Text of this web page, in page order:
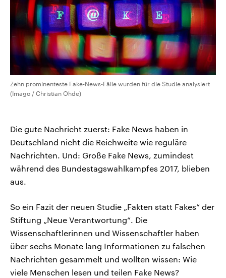
Zehn prominenteste Fake-News-Fälle wurden für die Studie analysiert
(Imago / Christian Ohde)
Die gute Nachricht zuerst: Fake News haben in
Deutschland nicht die Reichweite wie reguläre
Nachrichten. Und: Große Fake News, zumindest
während des Bundestagswahlkampfes 2017, blieben
aus.
So ein Fazit der neuen Studie „Fakten statt Fakes“ der
Stiftung „Neue Verantwortung“. Die
Wissenschaftlerinnen und Wissenschaftler haben
über sechs Monate lang Informationen zu falschen
Nachrichten gesammelt und wollten wissen: Wie
viele Menschen lesen und teilen Fake News?